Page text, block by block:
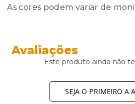
As cores podem variar de
Avaliações
Este produto ainda não
SEJA O PRIMEIRO A